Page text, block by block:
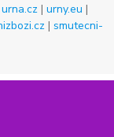
urna.cz |urny.eu |
|smutecni-